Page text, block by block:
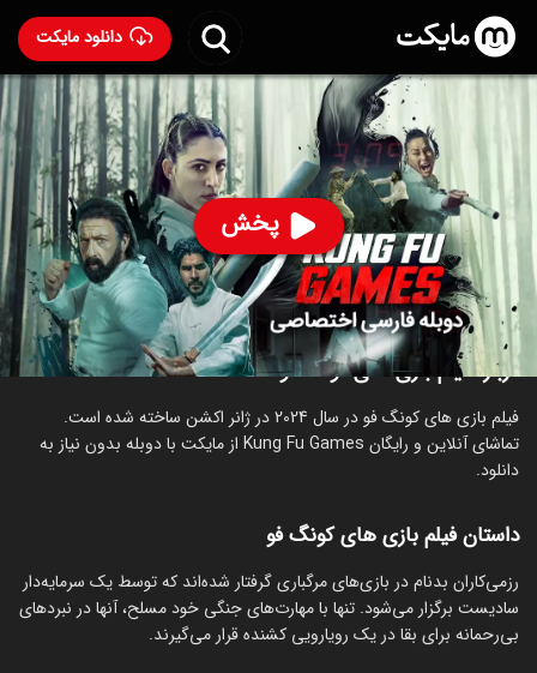
دانلود مایکت
پخش
فیلم بازی‌ های کونگ‌ فو با دوبله فارسی - Kung Fu Games
2024
۵۳ 78% ۳.۱
ساخت آمریکا سال 2024
رده سنی ۱۸+
اکشن
درباره فیلم بازی‌ های کونگ‌ فو
فیلم بازی‌ های کونگ‌ فو در سال 2024 در ژانر اکشن ساخته شده است.
تماشای آنلاین و رایگان Kung Fu Games از مایکت با دوبله بدون نیاز به
دانلود.
داستان فیلم بازی‌ های کونگ‌ فو
رزمی‌کاران بدنام در بازی‌های مرگباری گرفتار شده‌اند که توسط یک سرمایه‌دار
سادیست برگزار می‌شود. تنها با مهارت‌های جنگی خود مسلح، آنها در نبردهای
بی‌رحمانه برای بقا در یک رویارویی کشنده قرار می‌گیرند.